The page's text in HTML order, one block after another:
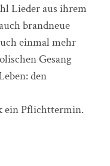
Lieder aus ihrem
brandneue
einmal mehr
Gesang
den
ein Pflichttermin.